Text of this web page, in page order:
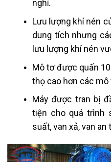
nghỉ.
Lưu lượng khí nén
dung tích nhưng
lưu lượng khí nén
Mô tơ được quấn
thọ cao hơn các mô
Máy được tran bị
tiện cho quá trình
suất, van xả, van an